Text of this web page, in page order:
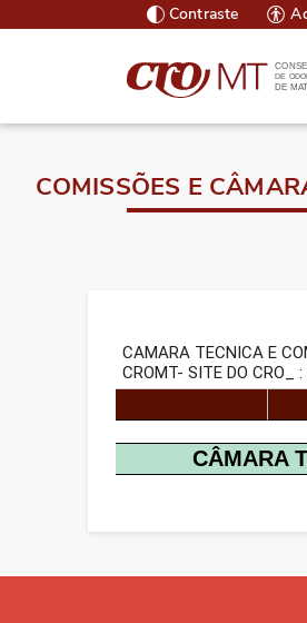
Contraste
DE
DE
COMISSÕES E